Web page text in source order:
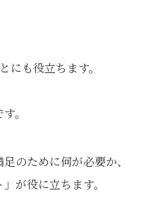
にも役立ちます。
。
のために何が必要か、
が役に立ちます。